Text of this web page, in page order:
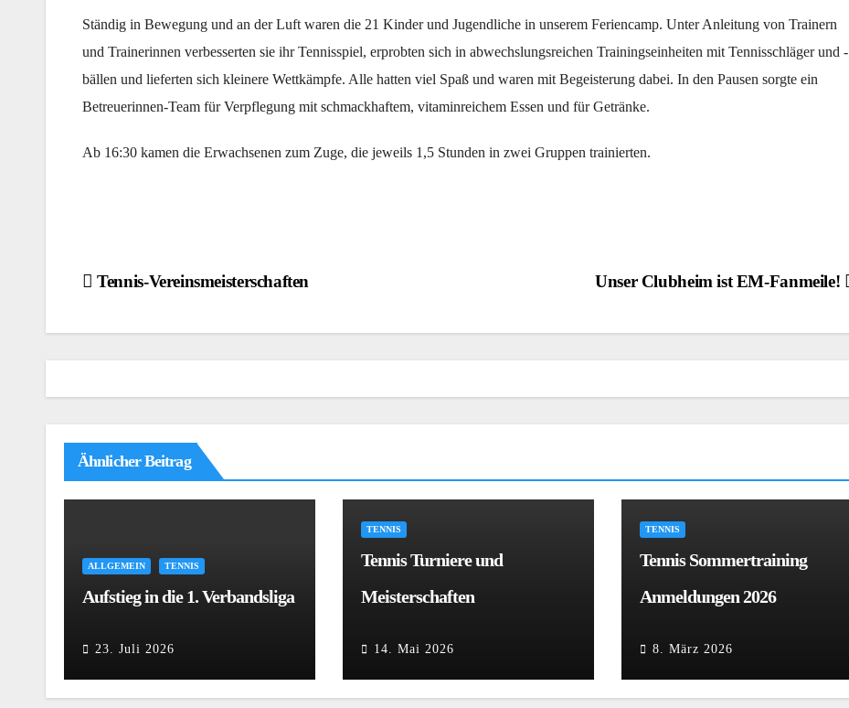
Ständig in Bewegung und an der Luft waren die 21 Kinder und Jugendliche in unserem Feriencamp. Unter Anleitung von Trainern
und Trainerinnen verbesserten sie ihr Tennisspiel, erprobten sich in abwechslungsreichen Trainingseinheiten mit Tennisschläger und -
bällen und lieferten sich kleinere Wettkämpfe. Alle hatten viel Spaß und waren mit Begeisterung dabei. In den Pausen sorgte ein
Betreuerinnen-Team für Verpflegung mit schmackhaftem, vitaminreichem Essen und für Getränke.
Ab 16:30 kamen die Erwachsenen zum Zuge, die jeweils 1,5 Stunden in zwei Gruppen trainierten.
Beitragsnavigation Unser Clubheim ist EM-Fanmeile!
Tennis-Vereinsmeisterschaften
Ähnlicher Beitrag
ALLGEMEIN TENNIS
Aufstieg in die 1. Verbandsliga
23. Juli 2026
TENNIS
Tennis Turniere und
Meisterschaften
14. Mai 2026
TENNIS
Tennis Sommertraining
Anmeldungen 2026
8. März 2026